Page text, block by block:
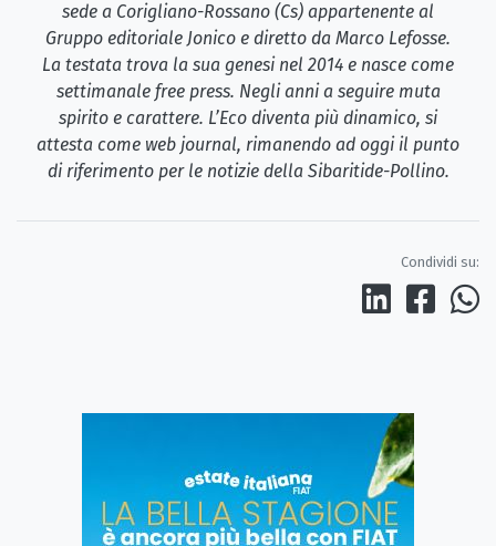
sede a Corigliano-Rossano (Cs) appartenente al
Gruppo editoriale Jonico e diretto da Marco Lefosse.
La testata trova la sua genesi nel 2014 e nasce come
settimanale free press. Negli anni a seguire muta
spirito e carattere. L’Eco diventa più dinamico, si
attesta come web journal, rimanendo ad oggi il punto
di riferimento per le notizie della Sibaritide-Pollino.
Condividi su: